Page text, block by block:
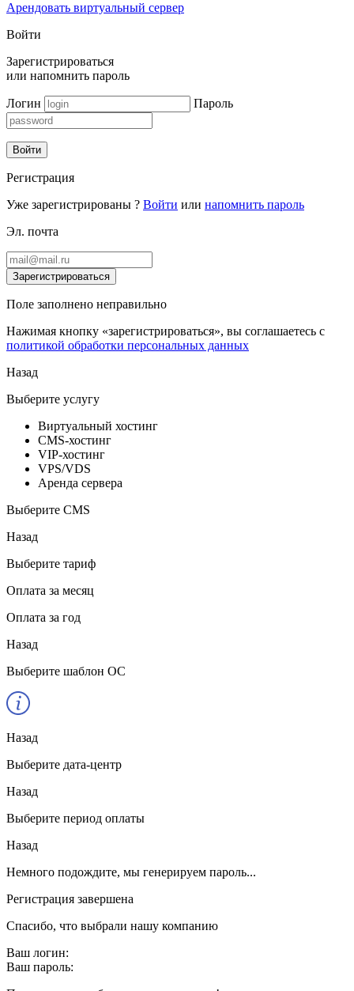
Арендовать виртуальный сервер
Войти
Зарегистрироваться
или напомнить пароль
Логин Пароль
Войти
Регистрация
Уже зарегистрированы ? Войти или напомнить пароль
Эл. почта
Зарегистрироваться
Поле заполнено неправильно
Нажимая кнопку «зарегистрироваться», вы соглашаетесь с
политикой обработки персональных данных
Назад
Выберите услугу
Виртуальный хостинг
CMS-хостинг
VIP-хостинг
VPS/VDS
Аренда сервера
Выберите CMS
Назад
Выберите тариф
Оплата за месяц
Оплата за год
Назад
Выберите шаблон ОС
Назад
Выберите дата-центр
Назад
Выберите период оплаты
Назад
Немного подождите, мы генерируем пароль...
Регистрация завершена
Спасибо, что выбрали нашу компанию
Ваш логин:
Ваш пароль: